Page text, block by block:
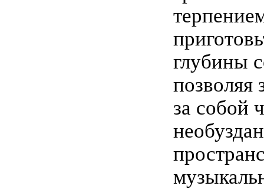
глубины
позволяя
за собой